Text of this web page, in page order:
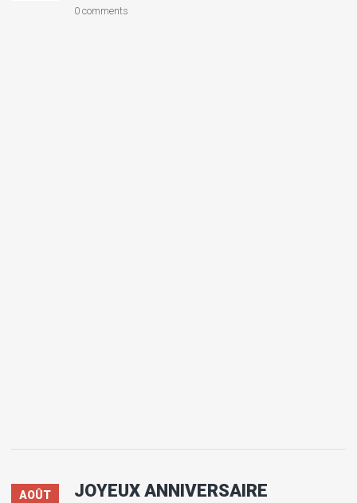
0 comments
AOÛT JOYEUX ANNIVERSAIRE